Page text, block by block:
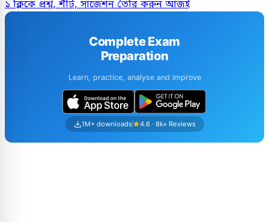
১ ক্লিকে প্রশ্ন, শীট, সাজেশন তৈরি করুন আজই
Complete Exam
Preparation
Learn, practice, analyse and improve
1M+ downloads 4.6 · 8k+ Reviews